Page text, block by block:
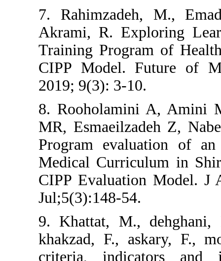
7.
Akrami, R.
Training
CIPP Model.
2019; 9(3): 3-
8.
MR,
Program
Medical
CIPP
Jul;5(3):148-
9. Khattat,
khakzad, F.,
criteria,